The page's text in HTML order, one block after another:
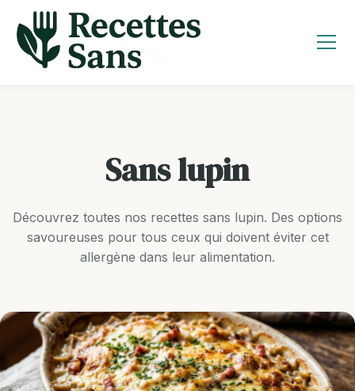
contenu
Sans lupin
Découvrez toutes nos recettes sans lupin. Des options
savoureuses pour tous ceux qui doivent éviter cet
allergène dans leur alimentation.